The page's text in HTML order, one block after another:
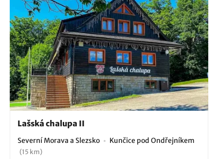
Lašská chalupa II
Severní Morava a Slezsko Kunčice pod Ondřejníkem
(15 km)